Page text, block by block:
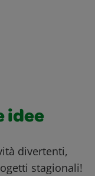
idee
divertenti,
stagionali!